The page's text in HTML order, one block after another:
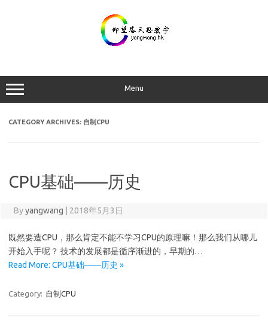
Menu
CATEGORY ARCHIVES: 自制CPU
CPU基础——历史
Byyangwang 2018年5月3日
既然要造CPU，那么肯定不能不学习CPU的原理嘛！那么我们从哪儿
开始入手呢？ 技术的发展都是循序渐进的，早期的…
Read More: CPU基础——历史 »
Category: 自制CPU